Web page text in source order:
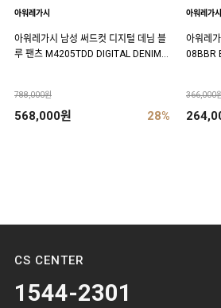
아워레가시
아워레가시 남성 써드컷 디지털 데님 블
루 팬츠 M4205TDD DIGITAL DENIM P
788,000원
568,000원 28%
아워레가시
아워레
08BBR
366,000
CS CENTER
1544-2301